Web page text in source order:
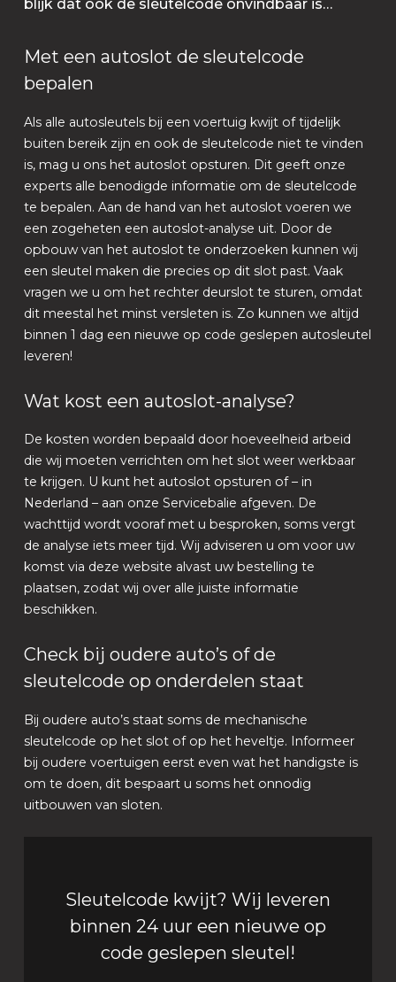
blijk dat ook de sleutelcode onvindbaar is…
Met een autoslot de sleutelcode
bepalen
Als alle autosleutels bij een voertuig kwijt of tijdelijk
buiten bereik zijn en ook de sleutelcode niet te vinden
is, mag u ons het autoslot opsturen. Dit geeft onze
experts alle benodigde informatie om de sleutelcode
te bepalen. Aan de hand van het autoslot voeren we
een zogeheten een autoslot-analyse uit. Door de
opbouw van het autoslot te onderzoeken kunnen wij
een sleutel maken die precies op dit slot past. Vaak
vragen we u om het rechter deurslot te sturen, omdat
dit meestal het minst versleten is. Zo kunnen we altijd
binnen 1 dag een nieuwe op code geslepen autosleutel
leveren!
Wat kost een autoslot-analyse?
De kosten worden bepaald door hoeveelheid arbeid
die wij moeten verrichten om het slot weer werkbaar
te krijgen. U kunt het autoslot opsturen of – in
Nederland – aan onze Servicebalie afgeven. De
wachttijd wordt vooraf met u besproken, soms vergt
de analyse iets meer tijd. Wij adviseren u om voor uw
komst via deze website alvast uw bestelling te
plaatsen, zodat wij over alle juiste informatie
beschikken.
Check bij oudere auto’s of de
sleutelcode op onderdelen staat
Bij oudere auto’s staat soms de mechanische
sleutelcode op het slot of op het heveltje. Informeer
bij oudere voertuigen eerst even wat het handigste is
om te doen, dit bespaart u soms het onnodig
uitbouwen van sloten.
Sleutelcode kwijt? Wij leveren
binnen 24 uur een nieuwe op
code geslepen sleutel!